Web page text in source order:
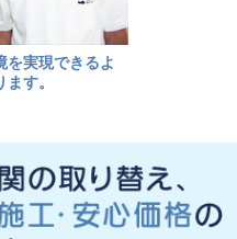
を実現できるよ
す。